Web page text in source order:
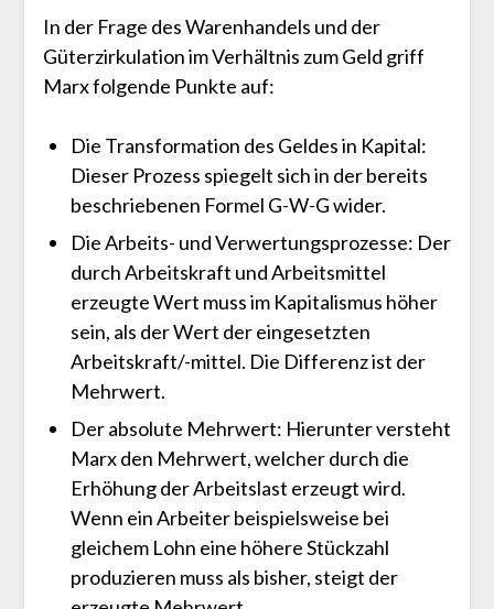
In der Frage des Warenhandels und der
Güterzirkulation im Verhältnis zum Geld griff
Marx folgende Punkte auf:
Die Transformation des Geldes in Kapital:
Dieser Prozess spiegelt sich in der bereits
beschriebenen Formel G-W-G wider.
Die Arbeits- und Verwertungsprozesse: Der
durch Arbeitskraft und Arbeitsmittel
erzeugte Wert muss im Kapitalismus höher
sein, als der Wert der eingesetzten
Arbeitskraft/-mittel. Die Differenz ist der
Mehrwert.
Der absolute Mehrwert: Hierunter versteht
Marx den Mehrwert, welcher durch die
Erhöhung der Arbeitslast erzeugt wird.
Wenn ein Arbeiter beispielsweise bei
gleichem Lohn eine höhere Stückzahl
produzieren muss als bisher, steigt der